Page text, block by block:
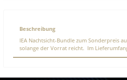
Beschreibung
IEA Nachtsicht-Bundle zum Sonderpreis
solange der Vorrat reicht. Im